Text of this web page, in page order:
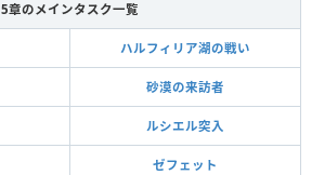
5章のメインタスク一覧
ハルフィリア湖の戦い
砂漠の来訪者
ルシエル突入
ゼフェット